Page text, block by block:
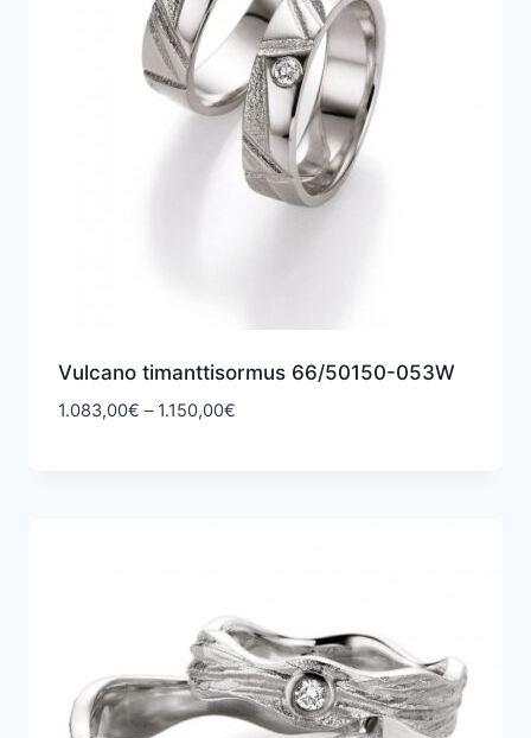
Vulcano timanttisormus 66/50150-053W
1.083,00€ – 1.150,00€Hintaluokka: